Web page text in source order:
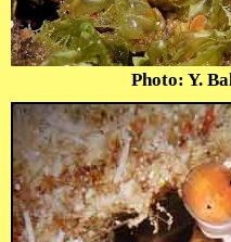
Photo: Y.